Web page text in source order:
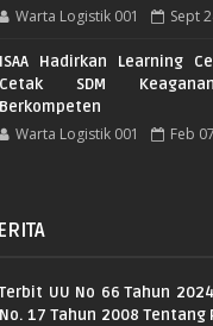
Warta Logistik 001 Sept
ISAA Hadirkan Learning
Cetak SDM
Berkompeten
Warta Logistik 001 Feb
Terbit UU No 66 Tahun
No. 17 Tahun 2008 Tentang